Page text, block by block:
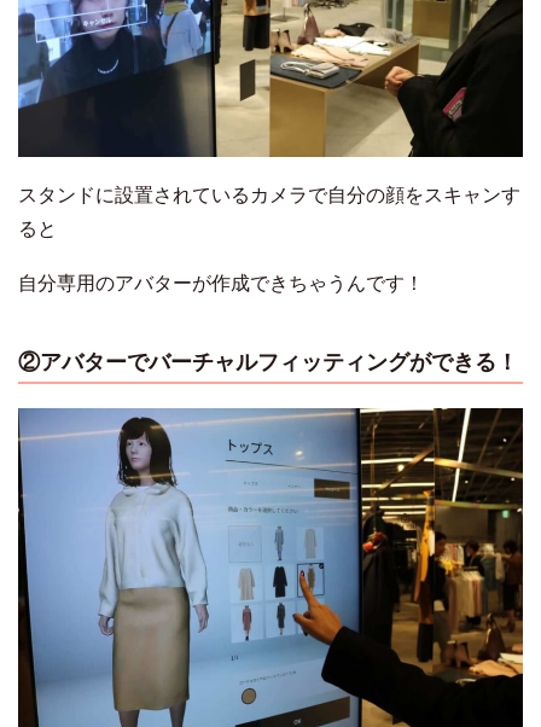
スタンドに設置されているカメラで自分の顔をスキャンす
ると
自分専用のアバターが作成できちゃうんです！
②アバターでバーチャルフィッティングができる！